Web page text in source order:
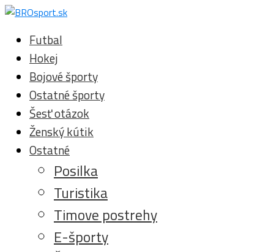
Futbal
Hokej
Bojové športy
Ostatné športy
Šesť otázok
Ženský kútik
Ostatné
Posilka
Turistika
Timove postrehy
E-športy